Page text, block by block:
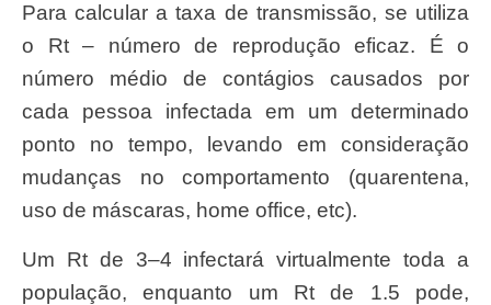
Para calcular a taxa de transmissão, se utiliza
o Rt – número de reprodução eficaz. É o
número médio de contágios causados por
cada pessoa infectada em um determinado
ponto no tempo, levando em consideração
mudanças no comportamento (quarentena,
uso de máscaras, home office, etc).
Um Rt de 3–4 infectará virtualmente toda a
população, enquanto um Rt de 1.5 pode,